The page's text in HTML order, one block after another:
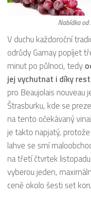
Nabídka
V duchu každoroční
odrůdy Gamay popíjet
minut po půlnoci, tedy
jej vychutnat i díky
pro Beaujolais
Štrasburku, kde se
na tento očekávaný
je takto napjatý,
lahve se smí
na třetí čtvrtek
vyberou jeden,
ceně okolo šesti set